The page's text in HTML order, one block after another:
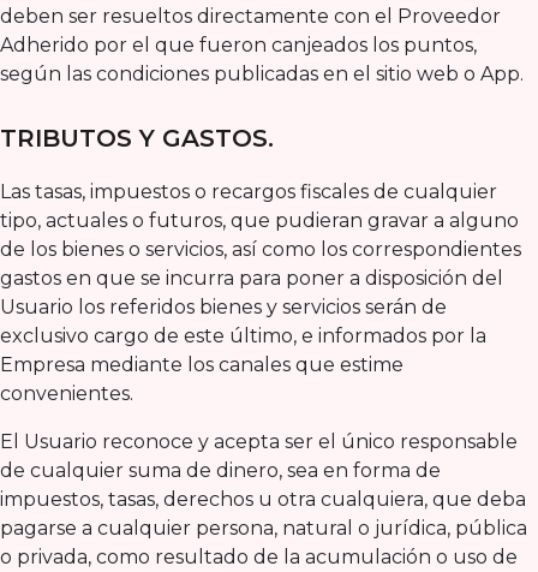
deben ser resueltos directamente con el Proveedor
Adherido por el que fueron canjeados los puntos,
según las condiciones publicadas en el sitio web o App.
TRIBUTOS Y GASTOS.
Las tasas, impuestos o recargos fiscales de cualquier
tipo, actuales o futuros, que pudieran gravar a alguno
de los bienes o servicios, así como los correspondientes
gastos en que se incurra para poner a disposición del
Usuario los referidos bienes y servicios serán de
exclusivo cargo de este último, e informados por la
Empresa mediante los canales que estime
convenientes.
El Usuario reconoce y acepta ser el único responsable
de cualquier suma de dinero, sea en forma de
impuestos, tasas, derechos u otra cualquiera, que deba
pagarse a cualquier persona, natural o jurídica, pública
o privada, como resultado de la acumulación o uso de